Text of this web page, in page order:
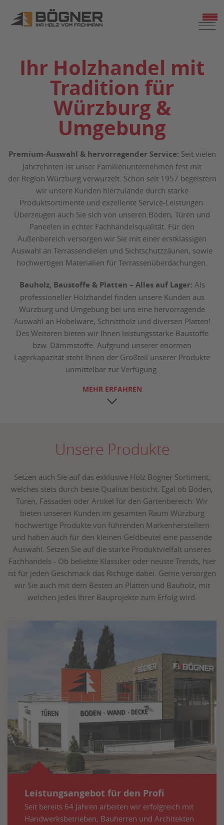
ZUM
SEITENINHALT
Ihr Holzhandel mit
Tradition für
Würzburg &
Umgebung
Premium-Auswahl & hervorragender Service: Seit vielen
Jahrzehnten ist unser Familienunternehmen fest mit
der Region Würzburg verwurzelt. Schon seit 1957 begeistern
wir unsere Kunden hierzulande durch starke
Produktsortimente und exzellente Service-Leistungen.
Überzeugen auch Sie sich von unseren Böden, Türen und
Paneelen in echter Fachhandelsqualität. Für den
Außenbereich versorgen wir Sie mit einer erstklassigen
Auswahl an Terrassendielen und Sichtschutzzäunen, sowie
hochwertigen Materialien für Terrassenüberdachungen.
Bauholz, Baustoffe & Platten – Alles auf Lager: Als
professioneller Holzhandel finden unsere Kunden aus
Würzburg und Umgebung bei uns eine hervorragende
Auswahl an Hobelware, Schnittholz und diversen Platten!
Des Weiteren bieten wir Ihnen leistungsstarke Baustoffe
bzw. Dämmstoffe. Aufgrund unserer enormen
Lagerkapazität steht Ihnen der Großteil unserer Produkte
unmittelbar zur Verfügung.
MEHR ERFAHREN
Unsere Produkte
Setzen auch Sie auf das exklusive Holz Bögner Sortiment,
welches stets durch beste Qualität besticht. Egal ob Böden,
Türen, Fassaden oder Artikel für den Gartenbereich: Wir
bieten unseren Kunden im gesamten Raum Würzburg
hochwertige Produkte von führenden Markenherstellern
und haben auch für den kleinen Geldbeutel eine passende
Auswahl. Setzen Sie auf die starke Produktvielfalt unseres
Fachhandels - Ob beliebte Klassiker oder neuste Trends, hier
ist für jeden Geschmack das Richtige dabei. Gerne versorgen
wir Sie auch mit dem Besten an Platten und Bauholz, mit
welchen jedes Ihrer Bauprojekte zum Erfolg wird.
Leistungsangebot für den Profi
Seit bereits 64 Jahren arbeiten wir erfolgreich mit
Handwerksbetrieben, Bauherren und Architekten